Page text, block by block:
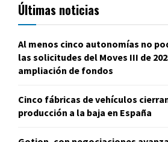
Últimas noticias
Al menos cinco autonomías no
las solicitudes del Moves III de
ampliación de fondos
Cinco fábricas de vehículos
producción a la baja en España